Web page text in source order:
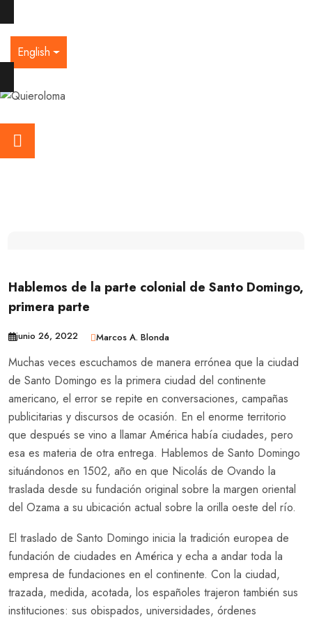
English
Hablemos de la parte colonial de Santo Domingo,
primera parte
junio 26, 2022 Marcos A. Blonda
Muchas veces escuchamos de manera errónea que la ciudad
de Santo Domingo es la primera ciudad del continente
americano, el error se repite en conversaciones, campañas
publicitarias y discursos de ocasión. En el enorme territorio
que después se vino a llamar América había ciudades, pero
esa es materia de otra entrega. Hablemos de Santo Domingo
situándonos en 1502, año en que Nicolás de Ovando la
traslada desde su fundación original sobre la margen oriental
del Ozama a su ubicación actual sobre la orilla oeste del río.
El traslado de Santo Domingo inicia la tradición europea de
fundación de ciudades en América y echa a andar toda la
empresa de fundaciones en el continente. Con la ciudad,
trazada, medida, acotada, los españoles trajeron también sus
instituciones: sus obispados, universidades, órdenes